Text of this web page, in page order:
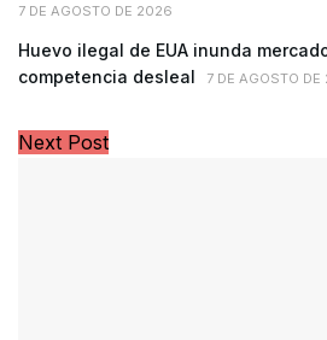
7 DE AGOSTO DE 2026
Huevo ilegal de EUA inunda
competencia desleal
7 DE AGOSTO
Next Post